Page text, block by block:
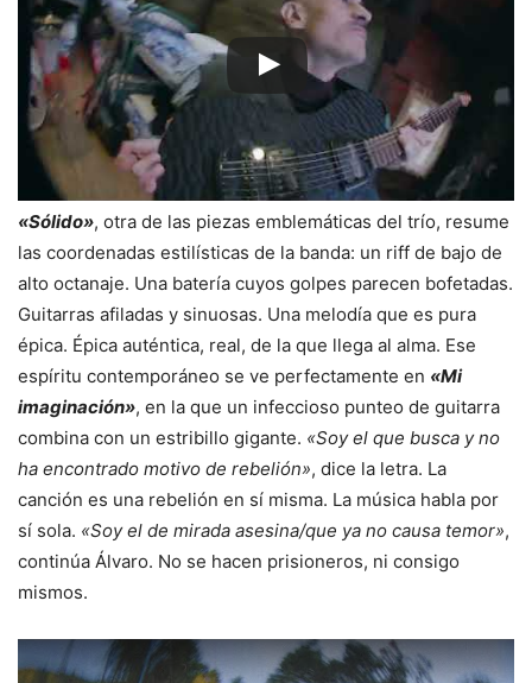
«Sólido», otra de las piezas emblemáticas del trío, resume
las coordenadas estilísticas de la banda: un riff de bajo de
alto octanaje. Una batería cuyos golpes parecen bofetadas.
Guitarras afiladas y sinuosas. Una melodía que es pura
épica. Épica auténtica, real, de la que llega al alma. Ese
espíritu contemporáneo se ve perfectamente en «Mi
imaginación», en la que un infeccioso punteo de guitarra
combina con un estribillo gigante. «Soy el que busca y no
ha encontrado motivo de rebelión», dice la letra. La
canción es una rebelión en sí misma. La música habla por
sí sola. «Soy el de mirada asesina/que ya no causa temor»,
continúa Álvaro. No se hacen prisioneros, ni consigo
mismos.